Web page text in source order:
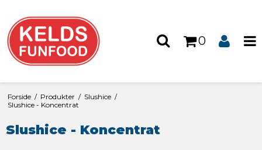
0
Forside / Produkter / Slushice /
Slushice - Koncentrat
Slushice - Koncentrat